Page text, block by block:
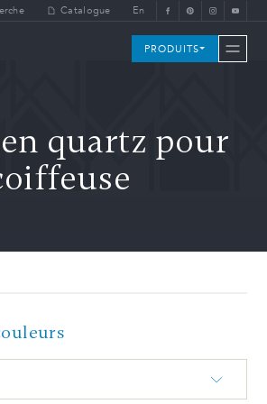
Catalogue En
PRODUITS
quartz pour